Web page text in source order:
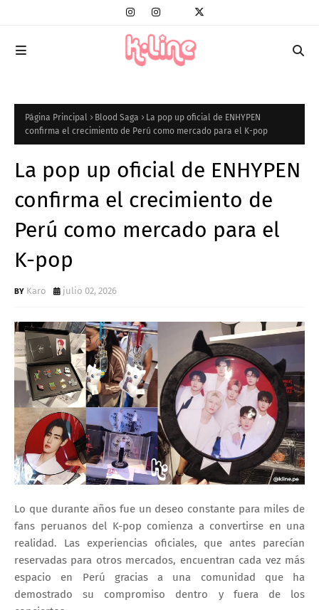
Página Principal Blood Saga
La pop up oficial de ENHYPEN
confirma el crecimiento de Perú como mercado para el K-pop
La pop up oficial de ENHYPEN
confirma el crecimiento de
Perú como mercado para el
K-pop
Karo julio 02, 2026
Lo que durante años fue un deseo constante para miles de
fans peruanos del K-pop comienza a convertirse en una
realidad. Las experiencias oficiales, que antes parecían
reservadas para otros mercados, encuentran cada vez más
espacio en Perú gracias a una comunidad que ha
demostrado su compromiso dentro y fuera de los